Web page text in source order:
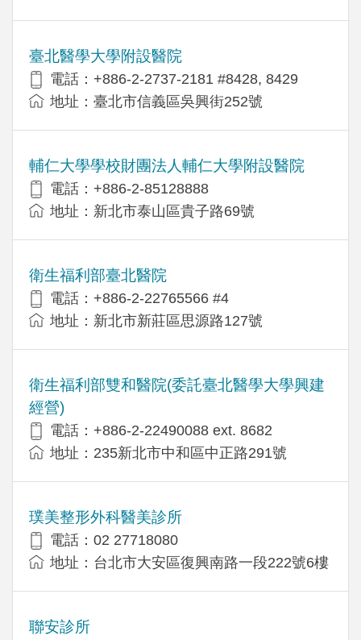
臺北醫學大學附設醫院
電話：+886-2-2737-2181 #8428, 8429
地址：臺北市信義區吳興街252號
輔仁大學學校財團法人輔仁大學附設醫院
電話：+886-2-85128888
地址：新北市泰山區貴子路69號
衛生福利部臺北醫院
電話：+886-2-22765566 #4
地址：新北市新莊區思源路127號
衛生福利部雙和醫院(委託臺北醫學大學興建
經營)
電話：+​886-2-22490088 ext. 8682
地址：​235新北市中和區中正路291號
璞美整形外科醫美診所
電話：02 27718080
地址：台北市大安區復興南路一段222號6樓
聯安診所